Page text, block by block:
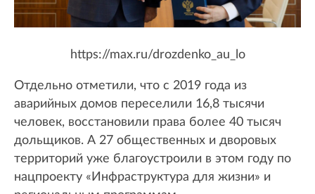
https://max.ru/drozdenko_au_lo
Отдельно отметили, что с 2019 года из
аварийных домов переселили 16,8 тысячи
человек, восстановили права более 40 тысяч
дольщиков. А 27 общественных и дворовых
территорий уже благоустроили в этом году по
нацпроекту «Инфраструктура для жизни» и